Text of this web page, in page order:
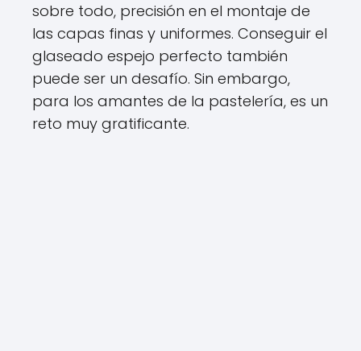
sobre todo, precisión en el montaje de
las capas finas y uniformes. Conseguir el
glaseado espejo perfecto también
puede ser un desafío. Sin embargo,
para los amantes de la pastelería, es un
reto muy gratificante.